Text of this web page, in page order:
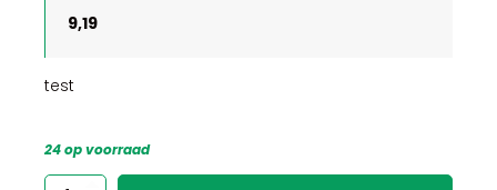
9,19
test
24 op voorraad